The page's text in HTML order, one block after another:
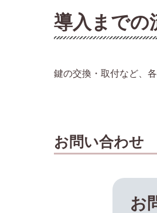
導入までの
鍵の交換・取付など、
お問い合わせ
お